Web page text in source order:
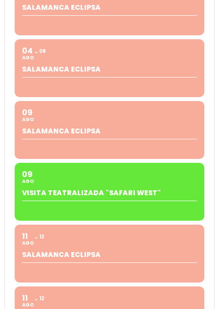
SALAMANCA ECLIPSA
04
AGO
08
SALAMANCA ECLIPSA
09
AGO
SALAMANCA ECLIPSA
09
AGO
VISITA TEATRALIZADA "SAFARI WEST"
11
AGO
12
SALAMANCA ECLIPSA
11
AGO
12